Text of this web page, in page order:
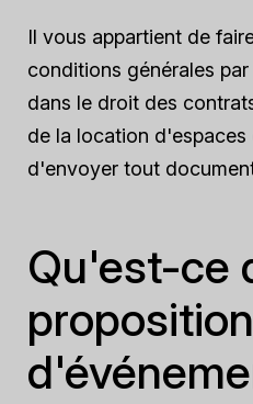
Il vous appartient de
conditions générales
dans le droit des
de la location
d'envoyer tout
Qu'est-ce
proposition